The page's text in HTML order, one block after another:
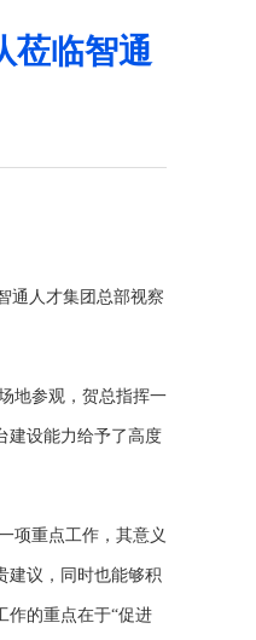
莅临智通
通人才集团总部视察
地参观，贺总指挥一
建设能力给予了高度
项重点工作，其意义
建议，同时也能够积
作的重点在于“促进